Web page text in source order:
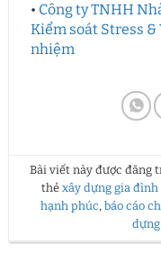
• Công ty TNHH
Kiểm soát Stress &
nhiệm
Bài viết này được đăng
thẻ xây dựng gia
hạnh phúc, báo cáo